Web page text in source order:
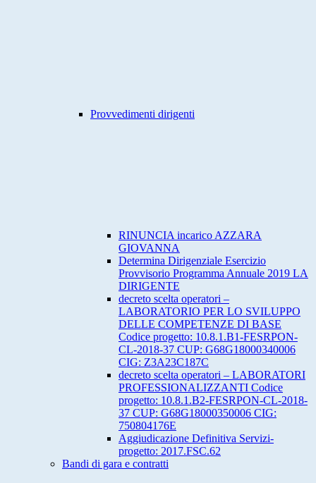
Provvedimenti dirigenti
RINUNCIA incarico AZZARA
GIOVANNA
Determina Dirigenziale Esercizio
Provvisorio Programma Annuale 2019 LA
DIRIGENTE
decreto scelta operatori –
LABORATORIO PER LO SVILUPPO
DELLE COMPETENZE DI BASE
Codice progetto: 10.8.1.B1-FESRPON-
CL-2018-37 CUP: G68G18000340006
CIG: Z3A23C187C
decreto scelta operatori – LABORATORI
PROFESSIONALIZZANTI Codice
progetto: 10.8.1.B2-FESRPON-CL-2018-
37 CUP: G68G18000350006 CIG:
750804176E
Aggiudicazione Definitiva Servizi-
progetto: 2017.FSC.62
Bandi di gara e contratti